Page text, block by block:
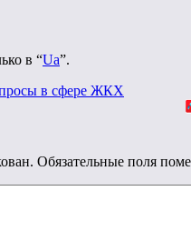
в “Ua”.
в сфере ЖКХ
Обязательные поля